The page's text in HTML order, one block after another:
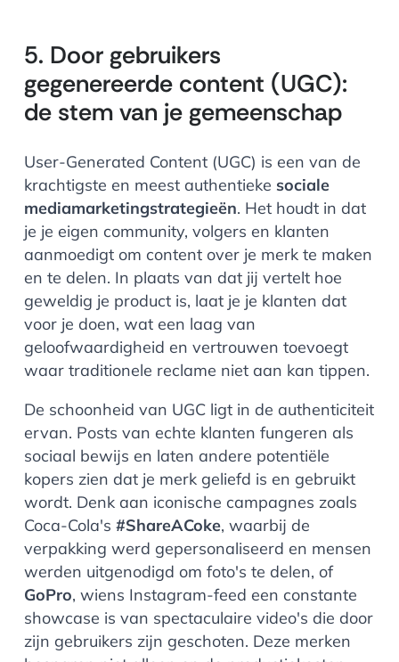
5. Door gebruikers
gegenereerde content (UGC):
de stem van je gemeenschap
User-Generated Content (UGC) is een van de
krachtigste en meest authentieke sociale
mediamarketingstrategieën. Het houdt in dat
je je eigen community, volgers en klanten
aanmoedigt om content over je merk te maken
en te delen. In plaats van dat jij vertelt hoe
geweldig je product is, laat je je klanten dat
voor je doen, wat een laag van
geloofwaardigheid en vertrouwen toevoegt
waar traditionele reclame niet aan kan tippen.
De schoonheid van UGC ligt in de authenticiteit
ervan. Posts van echte klanten fungeren als
sociaal bewijs en laten andere potentiële
kopers zien dat je merk geliefd is en gebruikt
wordt. Denk aan iconische campagnes zoals
Coca-Cola's #ShareACoke, waarbij de
verpakking werd gepersonaliseerd en mensen
werden uitgenodigd om foto's te delen, of
GoPro, wiens Instagram-feed een constante
showcase is van spectaculaire video's die door
zijn gebruikers zijn geschoten. Deze merken